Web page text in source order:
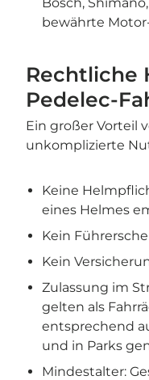
bewährte
Rechtliche
Pedelec-
Ein großer Vorteil
unkomplizierte
Keine
eines Helmes
Kein
Kein
Zulassung im
gelten als
entsprechend
und in Parks
Mindestalter: